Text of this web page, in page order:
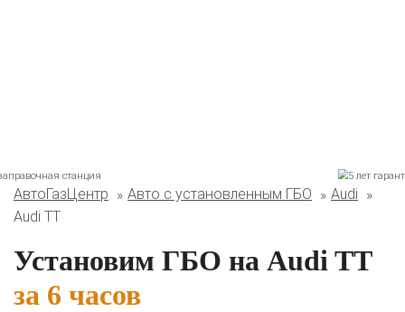
Комплекты ГБО на иномарки:
Skoda Toyota Volkswagen
АвтоГазЦентр Авто с установленным ГБО
Audi
Audi TT
Установим ГБО на Audi TT
за 6 часов